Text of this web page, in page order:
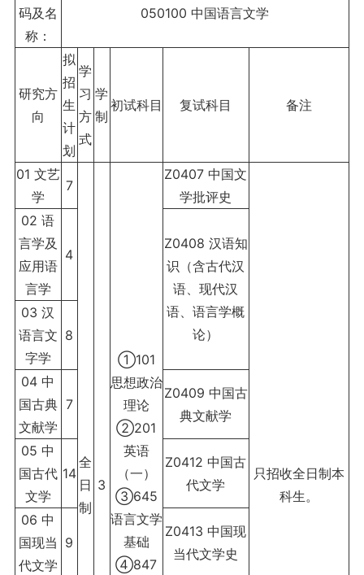
码及名
称：
050100 中国语言文学
研究方
向
拟
招
生
计
划
学
习
方
式
学
制
初试科目 复试科目 备注
01 文艺
学
7
全
日
制
3
①101
思想政治
理论
②201
英语
（一）
③645
语言文学
基础
④847
Z0407 中国文
学批评史
只招收全日制本
科生。
02 语
言学及
应用语
言学
4
Z0408 汉语知
识（含古代汉
语、现代汉
语、语言学概
论）
03 汉
语言文
字学
8
04 中
国古典
文献学
7
Z0409 中国古
典文献学
05 中
国古代
文学
14
Z0412 中国古
代文学
06 中
国现当
代文学
9
Z0413 中国现
当代文学史